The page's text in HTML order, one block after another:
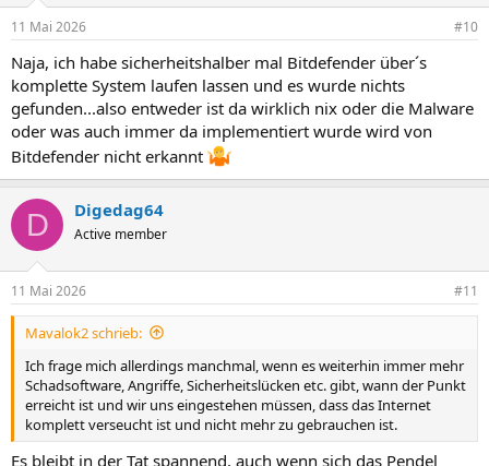
11 Mai 2026 #10
Naja, ich habe sicherheitshalber mal Bitdefender über´s
komplette System laufen lassen und es wurde nichts
gefunden...also entweder ist da wirklich nix oder die Malware
oder was auch immer da implementiert wurde wird von
Bitdefender nicht erkannt
D Digedag64
Active member
11 Mai 2026 #11
Mavalok2 schrieb:
Ich frage mich allerdings manchmal, wenn es weiterhin immer mehr
Schadsoftware, Angriffe, Sicherheitslücken etc. gibt, wann der Punkt
erreicht ist und wir uns eingestehen müssen, dass das Internet
komplett verseucht ist und nicht mehr zu gebrauchen ist.
Es bleibt in der Tat spannend, auch wenn sich das Pendel